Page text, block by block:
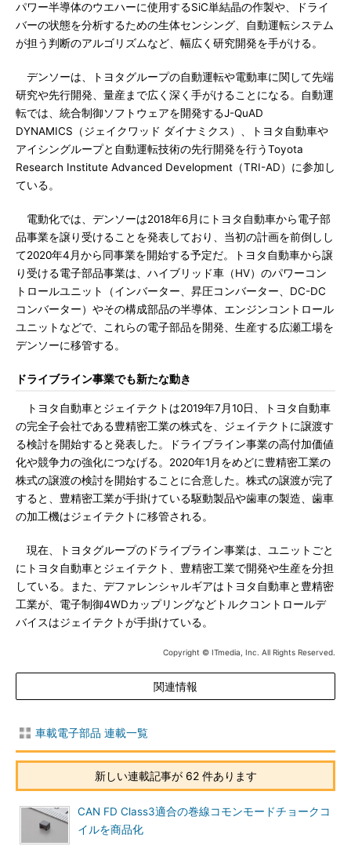
パワー半導体のウエハーに使用するSiC単結晶の作製や、ドライ
バーの状態を分析するための生体センシング、自動運転システム
が担う判断のアルゴリズムなど、幅広く研究開発を手がける。
デンソーは、トヨタグループの自動運転や電動車に関して先端
研究や先行開発、量産まで広く深く手がけることになる。自動運
転では、統合制御ソフトウェアを開発するJ-QuAD
DYNAMICS（ジェイクワッド ダイナミクス）、トヨタ自動車や
アイシングループと自動運転技術の先行開発を行うToyota
Research Institute Advanced Development（TRI-AD）に参加し
ている。
電動化では、デンソーは2018年6月にトヨタ自動車から電子部
品事業を譲り受けることを発表しており、当初の計画を前倒しし
て2020年4月から同事業を開始する予定だ。トヨタ自動車から譲
り受ける電子部品事業は、ハイブリッド車（HV）のパワーコン
トロールユニット（インバーター、昇圧コンバーター、DC-DC
コンバーター）やその構成部品の半導体、エンジンコントロール
ユニットなどで、これらの電子部品を開発、生産する広瀬工場を
デンソーに移管する。
ドライブライン事業でも新たな動き
トヨタ自動車とジェイテクトは2019年7月10日、トヨタ自動車
の完全子会社である豊精密工業の株式を、ジェイテクトに譲渡す
る検討を開始すると発表した。ドライブライン事業の高付加価値
化や競争力の強化につなげる。2020年1月をめどに豊精密工業の
株式の譲渡の検討を開始することに合意した。株式の譲渡が完了
すると、豊精密工業が手掛けている駆動製品や歯車の製造、歯車
の加工機はジェイテクトに移管される。
現在、トヨタグループのドライブライン事業は、ユニットごと
にトヨタ自動車とジェイテクト、豊精密工業で開発や生産を分担
している。また、デファレンシャルギアはトヨタ自動車と豊精密
工業が、電子制御4WDカップリングなどトルクコントロールデ
バイスはジェイテクトが手掛けている。
Copyright © ITmedia, Inc. All Rights Reserved.
関連情報
車載電子部品 連載一覧
新しい連載記事が 62 件あります
CAN FD Class3適合の巻線コモンモードチョークコ
イルを商品化